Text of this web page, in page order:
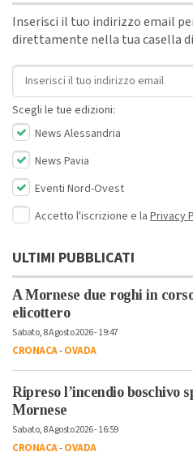
Inserisci il tuo indirizzo email
direttamente nella tua casella
Indirizzo email
Scegli le tue edizioni:
News Alessandria
News Pavia
Eventi Nord-Ovest
Accetto l'iscrizione e la Privacy
ULTIMI PUBBLICATI
A Mornese due roghi in
elicottero
Sabato, 8 Agosto 2026 - 19:47
CRONACA-OVADA
Ripreso l’incendio boschivo
Mornese
Sabato, 8 Agosto 2026 - 16:59
CRONACA-OVADA